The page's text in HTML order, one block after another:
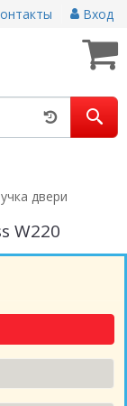
Вход
двери
W220